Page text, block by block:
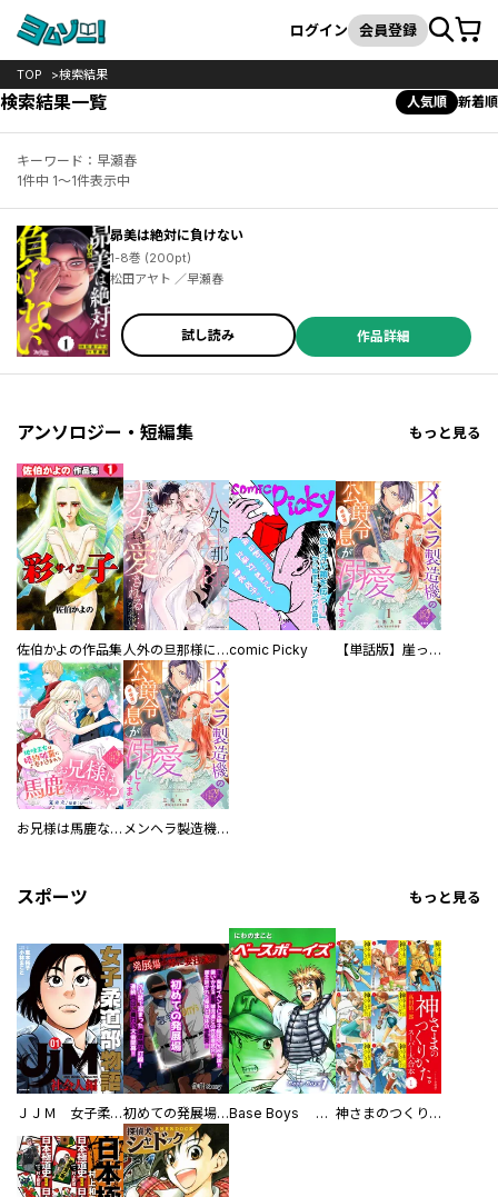
検索
ログイン 会員登録カート
TOP 検索結果
検索結果一覧 人気順 新着順
キーワード：早瀬春
1件中 1～1件表示中
昴美は絶対に負けない
1-8巻 (200pt)
松田アヤト ／早瀬春
試し読み 作品詳細
アンソロジー・短編集 もっと見る
佐伯かよの作品集 人外の旦那様に娶られ毎晩ナカまで愛される…。アンソロジーcomic Picky 【単話版】崖っぷち令嬢ですが、意地と策略で幸せになります！シリーズ
お兄様は馬鹿なんですか？～地味王女は婚約破棄に巻き込まれる～ メンヘラ製造機の公爵令息（過保護）が溺愛してきます
スポーツ もっと見る
ＪＪＭ 女子柔道部物語 社会人編 初めての発展場 【白抜き修正版】 Base Boys 新装版 神さまのつくりかた。スーパー大合本